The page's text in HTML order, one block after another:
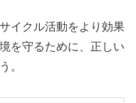
イクル活動をより効果
を守るために、正しい
。